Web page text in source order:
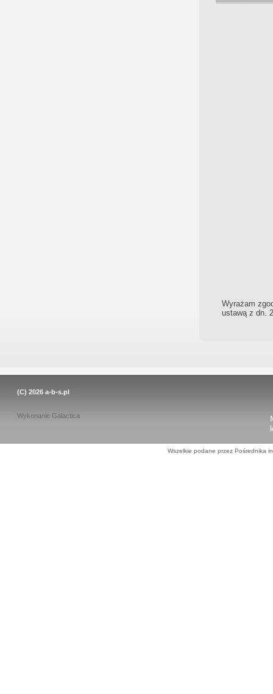
Wyrażam
ustawą z dn.
(C) 2026 a-b-s.pl
Wykonanie Galactica
Wszelkie podane przez Pośrednika